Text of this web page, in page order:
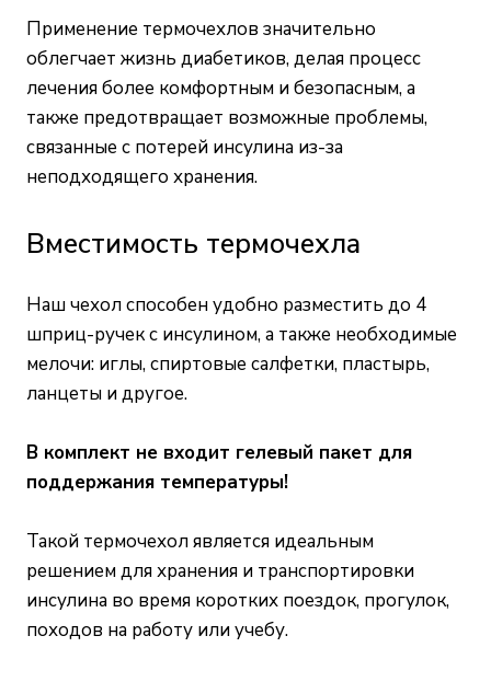
Применение термочехлов значительно
облегчает жизнь диабетиков, делая процесс
лечения более комфортным и безопасным, а
также предотвращает возможные проблемы,
связанные с потерей инсулина из-за
неподходящего хранения.
Вместимость термочехла
Наш чехол способен удобно разместить до 4
шприц-ручек с инсулином, а также необходимые
мелочи: иглы, спиртовые салфетки, пластырь,
ланцеты и другое.
В комплект не входит гелевый пакет для
поддержания температуры!
Такой термочехол является идеальным
решением для хранения и транспортировки
инсулина во время коротких поездок, прогулок,
походов на работу или учебу.